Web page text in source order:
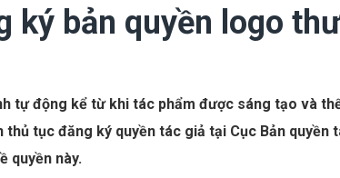
ký bản quyền logo
tự động kể từ khi tác phẩm được sáng tạo và
tục đăng ký quyền tác giả tại Cục Bản
quyền này.